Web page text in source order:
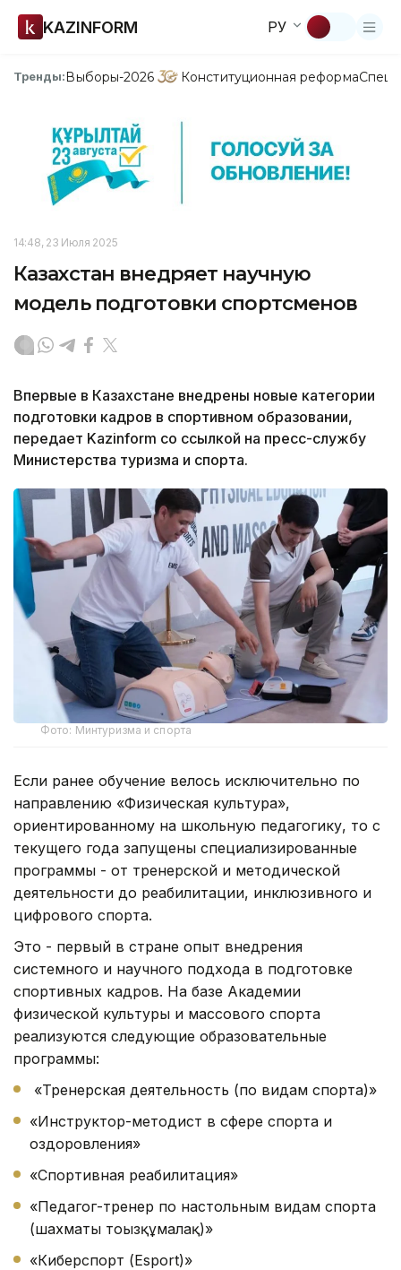
KAZINFORM РУ
Тренды:Выборы-2026 Конституционная реформа
14:48, 23 Июля 2025
Казахстан внедряет научную
модель подготовки спортсменов
Впервые в Казахстане внедрены новые категории
подготовки кадров в спортивном образовании,
передает Kazinform со ссылкой на пресс-службу
Министерства туризма и спорта.
Фото: Минтуризма и спорта
Если ранее обучение велось исключительно по
направлению «Физическая культура»,
ориентированному на школьную педагогику, то с
текущего года запущены специализированные
программы - от тренерской и методической
деятельности до реабилитации, инклюзивного и
цифрового спорта.
Это - первый в стране опыт внедрения
системного и научного подхода в подготовке
спортивных кадров. На базе Академии
физической культуры и массового спорта
реализуются следующие образовательные
программы:
«Тренерская деятельность (по видам спорта)»
«Инструктор-методист в сфере спорта и
оздоровления»
«Спортивная реабилитация»
«Педагог-тренер по настольным видам спорта
(шахматы тоғызқұмалақ)»
«Киберспорт (Esport)»